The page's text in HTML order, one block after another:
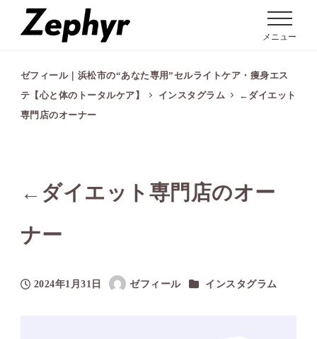
メニュー
ゼフィール｜浜松市の“あなた専用”セルライトケア・痩身エス
テ【心と体のトータルケア】
インスタグラム
←ダイエット
専門店のオーナー
←ダイエット専門店のオー
ナー
2024年1月31日
著
ゼフィール カテゴリー
インスタグラム